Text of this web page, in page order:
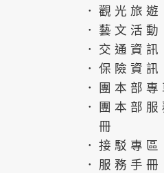
．觀光旅遊
．藝文活動
．交通資訊
．保險資訊
．團本部專
．團本部服
冊
．接駁專區
．服務手冊